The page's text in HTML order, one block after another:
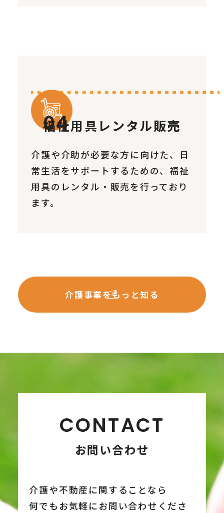
福祉用具レンタル販売
介護や介助が必要な方に向けた、日
常生活をサポートするための、福祉
用具のレンタル・販売を行っており
ます。
介護事業をもっと知る
CONTACT
お問い合わせ
介護や不動産に関することなら
何でもお気軽にお問い合わせくださ